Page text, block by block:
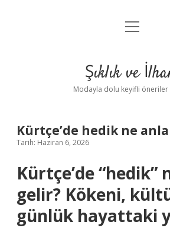
Anasayfa
Yasal Uyarı
menüyü
Şıklık ve
Modayla dolu keyifli öneriler
Kürtçe’de hedik ne
Tarih: Haziran 6, 2026
Kürtçe’de “hedik”
gelir? Kökeni,
günlük hayattaki